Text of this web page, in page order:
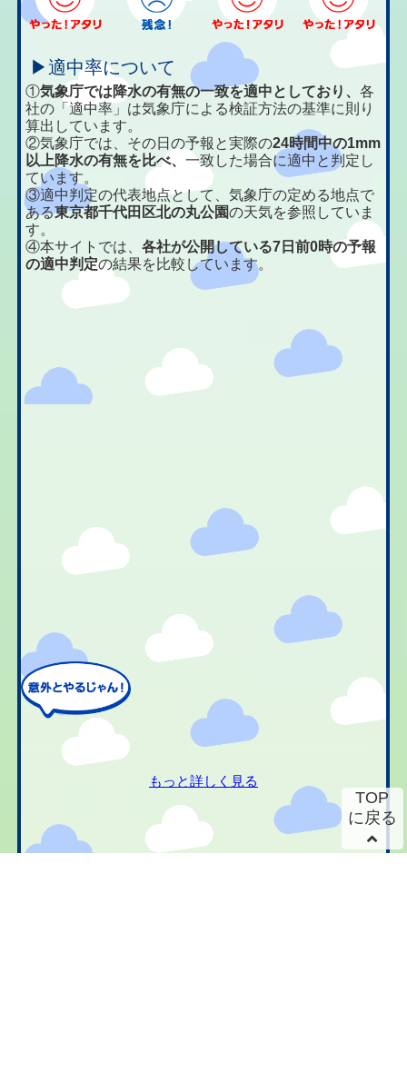
▶適中率について
①気象庁では降水の有無の一致を適中としており、各
社の「適中率」は気象庁による検証方法の基準に則り
算出しています。
②気象庁では、その日の予報と実際の24時間中の1mm
以上降水の有無を比べ、一致した場合に適中と判定し
ています。
③適中判定の代表地点として、気象庁の定める地点で
ある東京都千代田区北の丸公園の天気を参照していま
す。
④本サイトでは、各社が公開している7日前0時の予報
の適中判定の結果を比較しています。
もっと詳しく見る
TOP
に戻る